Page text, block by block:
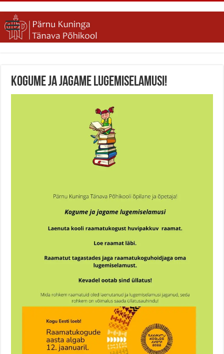
Kogume ja jagame lugemiselamusi!